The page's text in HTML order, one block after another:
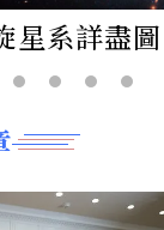
星系詳盡圖